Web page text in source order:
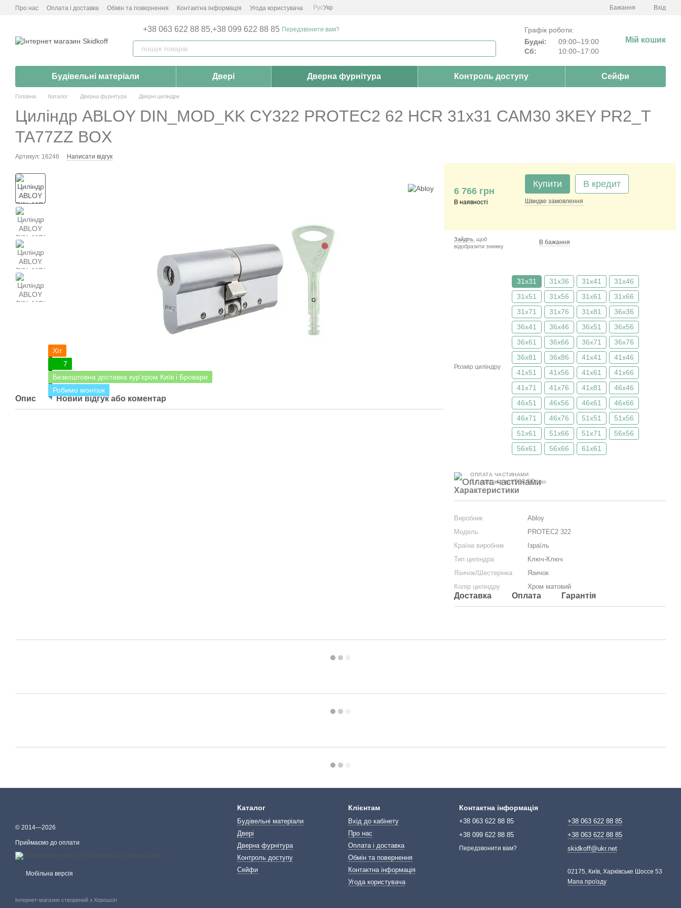
Перейти до основного контенту
Про нас Оплата і доставка Обмін та повернення Контактна інформація Угода користувача РусУкр Бажання Вхід
+38 063 622 88 85,+38 099 622 88 85 Передзвонити вам?
Графік роботи:
Будні:
09:00–19:00
Сб:
10:00–17:00
Мій кошик
Будівельні матеріали Двері Дверна фурнітура Контроль доступу Сейфи
Головна Каталог Дверна фурнітура Дверні циліндри
Циліндр ABLOY DIN_MOD_KK CY322 PROTEC2 62 HCR 31x31 CAM30 3KEY PR2_T
TA77ZZ BOX
Артикул: 16246 Написати відгук
Хіт
7
Безкоштовна доставка кур'єром Київ і Бровари
Робимо монтаж
Опис Новий відгук або коментар
6 766 грн
В наявності
Купити В кредит
Швидке замовлення
Зайдіть , щоб
відобразити знижку
В бажання
Розмір циліндру
31x31 31x36 31x41
31x46
31x51
31x56 31x61
31x66
31x71
31x76 31x81
36x36
36x41
36x46 36x51
36x56
36x61
36x66 36x71
36x76
36x81
36x86 41x41
41x46
41x51
41x56 41x61
41x66
41x71
41x76 41x81
46x46
46x51
46x56 46x61
46x66
46x71
46x76 51x51
51x56
51x61
51x66 51x71
56x56
56x61
56x66 61x61
ОПЛАТА ЧАСТИНАМИ
7 платежів по 966.57 грн
Характеристики
Виробник
Abloy
Модель
PROTEC2 322
Країна виробник
Ізраїль
Тип циліндра
Ключ-Ключ
Язичок/Шестерінка
Язичок
Колір циліндру
Хром матовий
Доставка Оплата Гарантія
© 2014—2026
Приймаємо до оплати
Мобільна версія
Інтернет-магазин створений з Хорошоп
Каталог
Будівельні матеріали
Двері
Дверна фурнітура
Контроль доступу
Сейфи
Клієнтам
Вхід до кабінету
Про нас
Оплата і доставка
Обмін та повернення
Контактна інформація
Угода користувача
Контактна інформація
+38 063 622 88 85
+38 099 622 88 85
Передзвонити вам?
+38 063 622 88 85
+38 063 622 88 85
skidkoff@ukr.net
02175, Київ, Харківське Шоссе 53
Мапа проїзду